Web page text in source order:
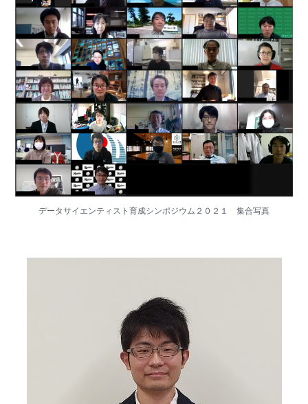
データサイエンティスト育成シンポジウム２０２１ 集合写真